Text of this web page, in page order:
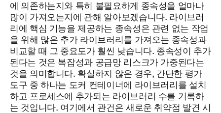
에 의존하는지와 특히 불필요하게 종속성을 얼마나
많이 가져오는지에 관해 알아보겠습니다. 라이브러
리에 핵심 기능을 제공하는 종속성은 관련 없는 작업
을 위해 많은 추가 라이브러리를 가져오는 종속성과
비교할 때 그 중요도가 훨씬 낮습니다. 종속성이 추가
된다는 것은 복잡성과 공급망 리스크가 가중된다는
것을 의미합니다. 확실하지 않은 경우, 간단한 평가
도구 중 하나는 도커 컨테이너에 라이브러리를 설치
하고 프로세스에 추가되는 라이브러리 수를 기록하
는 것입니다. 여기에서 관건은 새로운 취약점 발견 시